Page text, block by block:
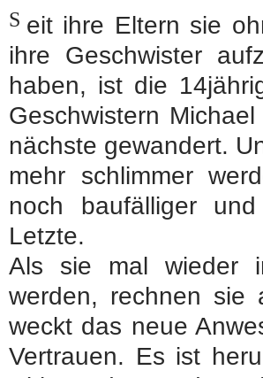
S eit ihre Eltern sie
ihre Geschwister
haben, ist die
Geschwistern
nächste gewandert.
mehr schlimmer
noch baufälliger
Letzte.
Als sie mal wieder
werden, rechnen sie
weckt das neue
Vertrauen. Es ist